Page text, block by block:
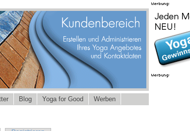
Blog Yoga for Good Werben